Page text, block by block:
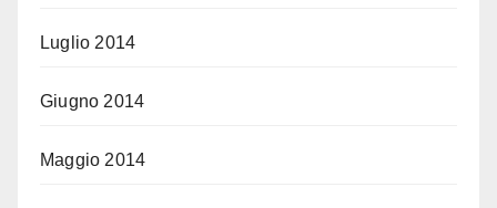
Luglio 2014
Giugno 2014
Maggio 2014